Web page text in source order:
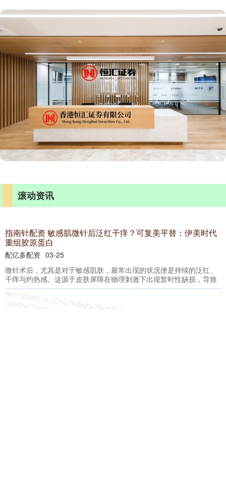
滚动资讯
指南针配资 敏感肌微针后泛红干痒？可复美平替：伊美时代
重组胶原蛋白
配亿多配资 03-25
微针术后，尤其是对于敏感肌肤，最常出现的状况便是持续的泛红、
干痒与灼热感。这源于皮肤屏障在物理刺激下出现暂时性缺损，导致
金牛配资网 “流浪乞讨人员” 拟更名 表述更准确中性